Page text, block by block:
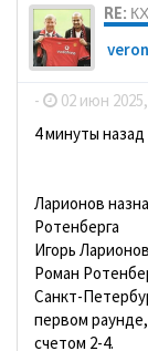
RE:
veron
- 02 июн
4 минуты назад
Ларионов
Ротенберга
Игорь
Роман
Санкт-
первом
счетом 2-4.